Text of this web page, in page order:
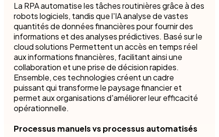
La RPA automatise les tâches routinières grâce à des
robots logiciels, tandis que l'IA analyse de vastes
quantités de données financières pour fournir des
informations et des analyses prédictives. Basé sur le
cloud solutions Permettent un accès en temps réel
aux informations financières, facilitant ainsi une
collaboration et une prise de décision rapides.
Ensemble, ces technologies créent un cadre
puissant qui transforme le paysage financier et
permet aux organisations d'améliorer leur efficacité
opérationnelle.
Processus manuels vs processus automatisés